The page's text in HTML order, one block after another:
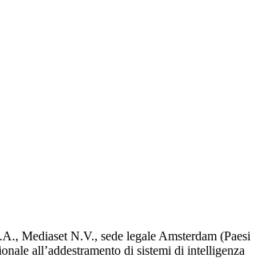
Mediaset N.V., sede legale Amsterdam (Paesi
all’addestramento di sistemi di intelligenza